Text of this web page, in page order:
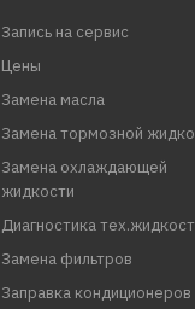
Запись на сервис
Цены
Замена масла
Замена тормозной
Замена охлаждающей
жидкости
Диагностика
Замена фильтров
Заправка кондиционеров